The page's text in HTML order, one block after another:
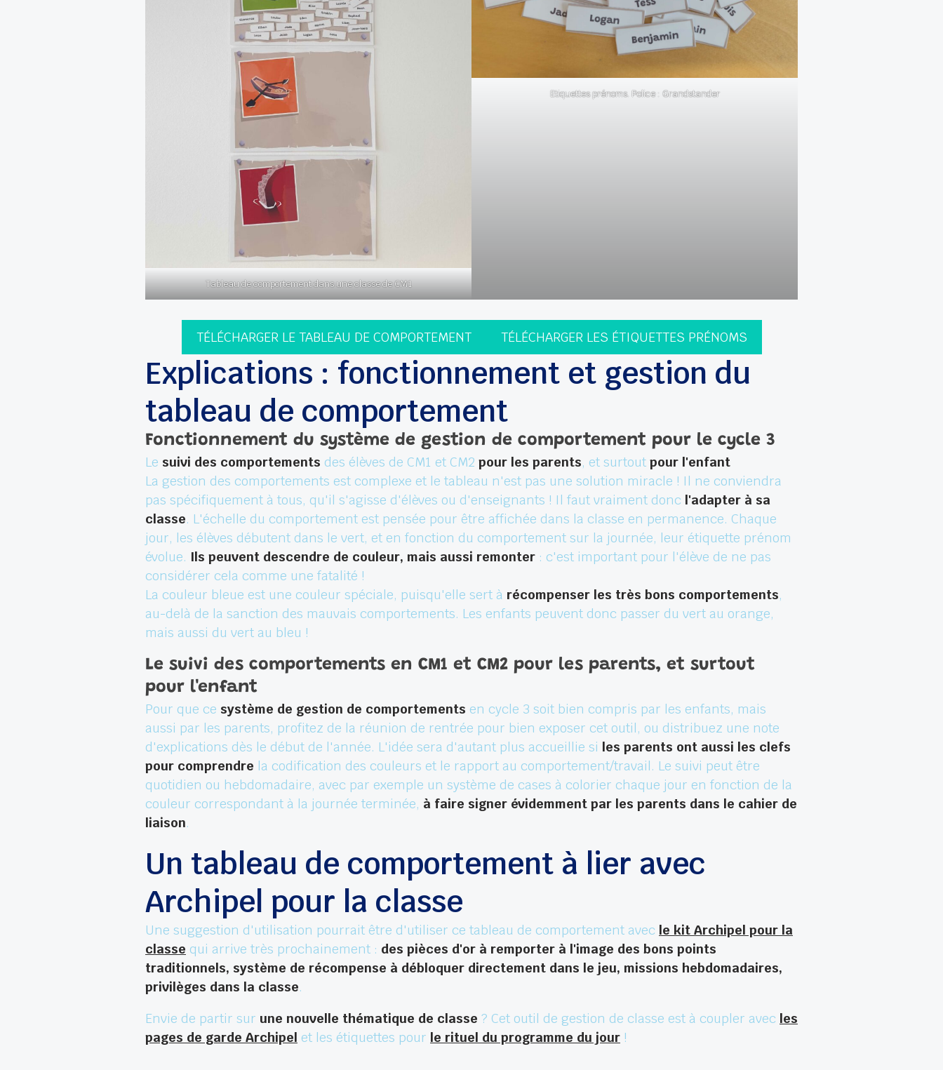
Tableau de comportement dans une classe de CM1
Etiquettes prénoms. Police : Grandstander
TÉLÉCHARGER LE TABLEAU DE COMPORTEMENT TÉLÉCHARGER LES ÉTIQUETTES PRÉNOMS
Explications : fonctionnement et gestion du
tableau de comportement
Fonctionnement du système de gestion de comportement pour le cycle 3
Le suivi des comportements des élèves de CM1 et CM2 pour les parents, et surtout pour l'enfant
La gestion des comportements est complexe et le tableau n'est pas une solution miracle ! Il ne conviendra
pas spécifiquement à tous, qu'il s'agisse d'élèves ou d'enseignants ! Il faut vraiment donc l'adapter à sa
classe. L'échelle du comportement est pensée pour être affichée dans la classe en permanence. Chaque
jour, les élèves débutent dans le vert, et en fonction du comportement sur la journée, leur étiquette prénom
évolue. Ils peuvent descendre de couleur, mais aussi remonter : c'est important pour l'élève de ne pas
considérer cela comme une fatalité !
La couleur bleue est une couleur spéciale, puisqu'elle sert à récompenser les très bons comportements,
au-delà de la sanction des mauvais comportements. Les enfants peuvent donc passer du vert au orange,
mais aussi du vert au bleu !
Le suivi des comportements en CM1 et CM2 pour les parents, et surtout
pour l'enfant
Pour que ce système de gestion de comportements en cycle 3 soit bien compris par les enfants, mais
aussi par les parents, profitez de la réunion de rentrée pour bien exposer cet outil, ou distribuez une note
d'explications dès le début de l'année. L'idée sera d'autant plus accueillie si les parents ont aussi les clefs
pour comprendre la codification des couleurs et le rapport au comportement/travail. Le suivi peut être
quotidien ou hebdomadaire, avec par exemple un système de cases à colorier chaque jour en fonction de la
couleur correspondant à la journée terminée, à faire signer évidemment par les parents dans le cahier de
liaison.
Un tableau de comportement à lier avec
Archipel pour la classe
Une suggestion d'utilisation pourrait être d'utiliser ce tableau de comportement avec le kit Archipel pour la
classe qui arrive très prochainement : des pièces d'or à remporter à l'image des bons points
traditionnels, système de récompense à débloquer directement dans le jeu, missions hebdomadaires,
privilèges dans la classe.
Envie de partir sur une nouvelle thématique de classe ? Cet outil de gestion de classe est à coupler avec les
pages de garde Archipel et les étiquettes pour le rituel du programme du jour !